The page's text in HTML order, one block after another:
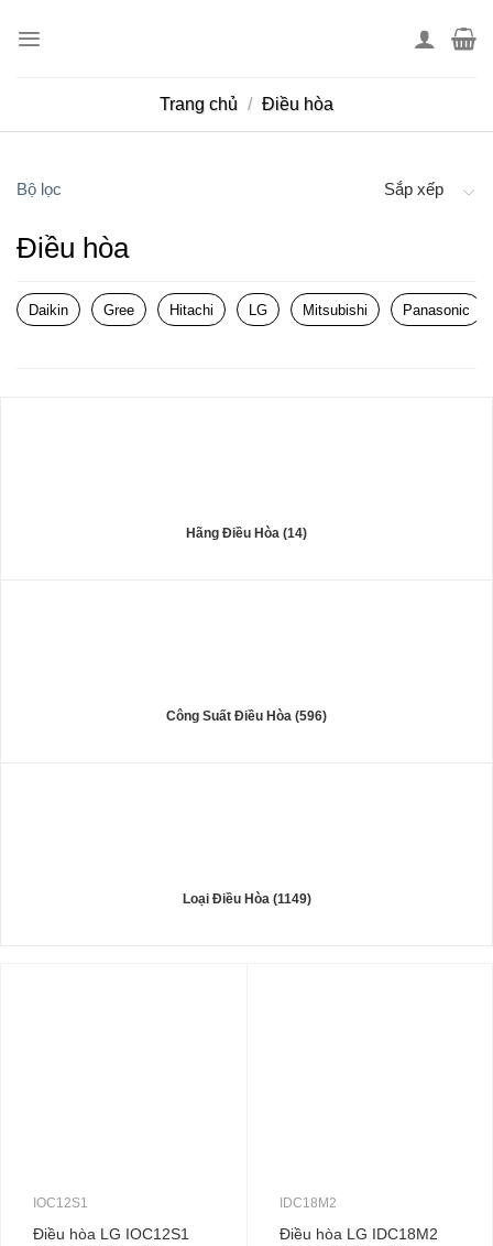
Trang chủ / Điều hòa
Bộ lọc Sắp xếp
Điều hòa
Daikin Gree Hitachi LG Mitsubishi Panasonic
Hãng Điều Hòa (14)
Công Suất Điều Hòa (596)
Loại Điều Hòa (1149)
IOC12S1
Điều hòa LG IOC12S1
IDC18M2
Điều hòa LG IDC18M2